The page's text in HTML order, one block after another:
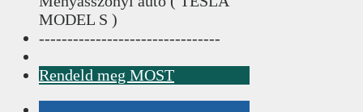
MODEL S )
--------------------------------
Rendeld meg MOST